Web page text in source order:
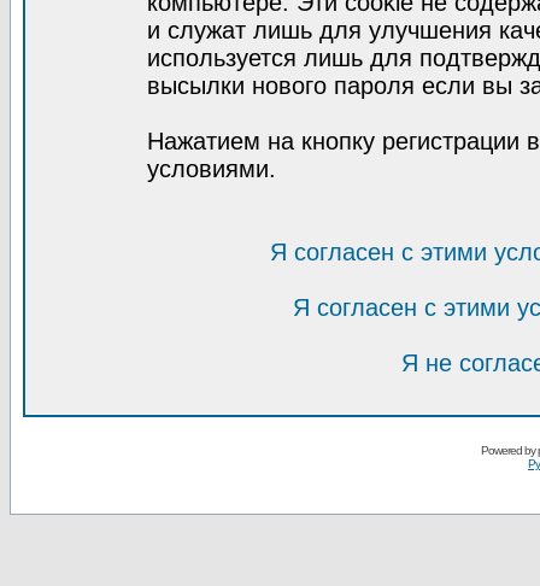
и служат лишь для улучшения
используется лишь для
высылки нового пароля если вы
Нажатием на кнопку регистрации
условиями.
Я согласен с этими
Я согласен с этими
Я не
Powered by